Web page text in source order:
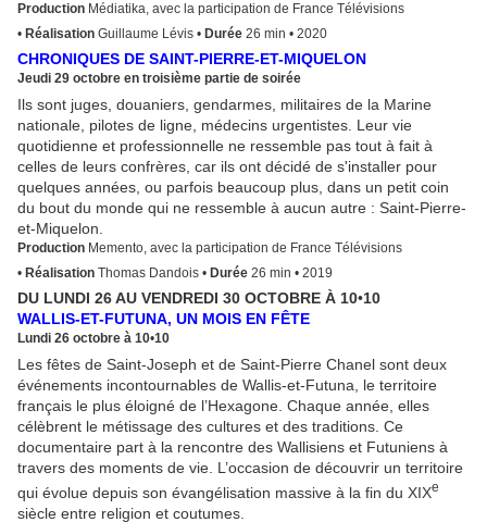
Production Médiatika, avec la participation de France Télévisions
• Réalisation Guillaume Lévis • Durée 26 min • 2020
CHRONIQUES DE SAINT-PIERRE-ET-MIQUELON
Jeudi 29 octobre en troisième partie de soirée
Ils sont juges, douaniers, gendarmes, militaires de la Marine
nationale, pilotes de ligne, médecins urgentistes. Leur vie
quotidienne et professionnelle ne ressemble pas tout à fait à
celles de leurs confrères, car ils ont décidé de s'installer pour
quelques années, ou parfois beaucoup plus, dans un petit coin
du bout du monde qui ne ressemble à aucun autre : Saint-Pierre-
et-Miquelon.
Production Memento, avec la participation de France Télévisions
• Réalisation Thomas Dandois • Durée 26 min • 2019
DU LUNDI 26 AU VENDREDI 30 OCTOBRE À 10•10
WALLIS-ET-FUTUNA, UN MOIS EN FÊTE
Lundi 26 octobre à 10•10
Les fêtes de Saint-Joseph et de Saint-Pierre Chanel sont deux
événements incontournables de Wallis-et-Futuna, le territoire
français le plus éloigné de l’Hexagone. Chaque année, elles
célèbrent le métissage des cultures et des traditions. Ce
documentaire part à la rencontre des Wallisiens et Futuniens à
travers des moments de vie. L’occasion de découvrir un territoire
qui évolue depuis son évangélisation massive à la fin du XIXe
siècle entre religion et coutumes.